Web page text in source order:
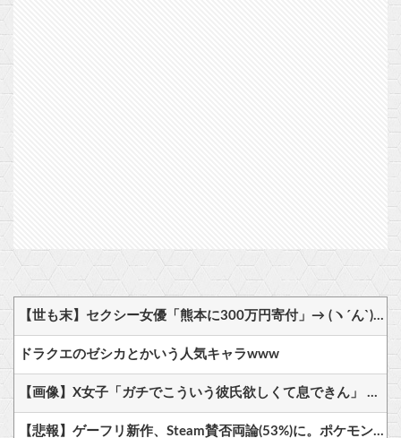
【世も末】セクシー女優「熊本に300万円寄付」→ (ヽ´ん`)「汚い金でもありがとう」
ドラクエのゼシカとかいう人気キャラwww
【画像】X女子「ガチでこういう彼氏欲しくて息できん」 2000万バズ
【悲報】ゲーフリ新作、Steam賛否両論(53%)に。ポケモンで磨いた技術力…